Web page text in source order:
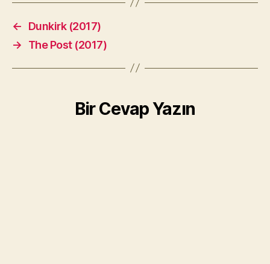
←
Dunkirk (2017)
→
The Post (2017)
Bir Cevap Yazın